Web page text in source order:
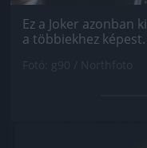
Ez a Joker azonban
a többiekhez képest.